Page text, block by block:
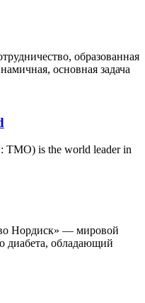
образованная
основная задача
TMO) is the world leader in
Нордиск» — мировой
диабета, обладающий